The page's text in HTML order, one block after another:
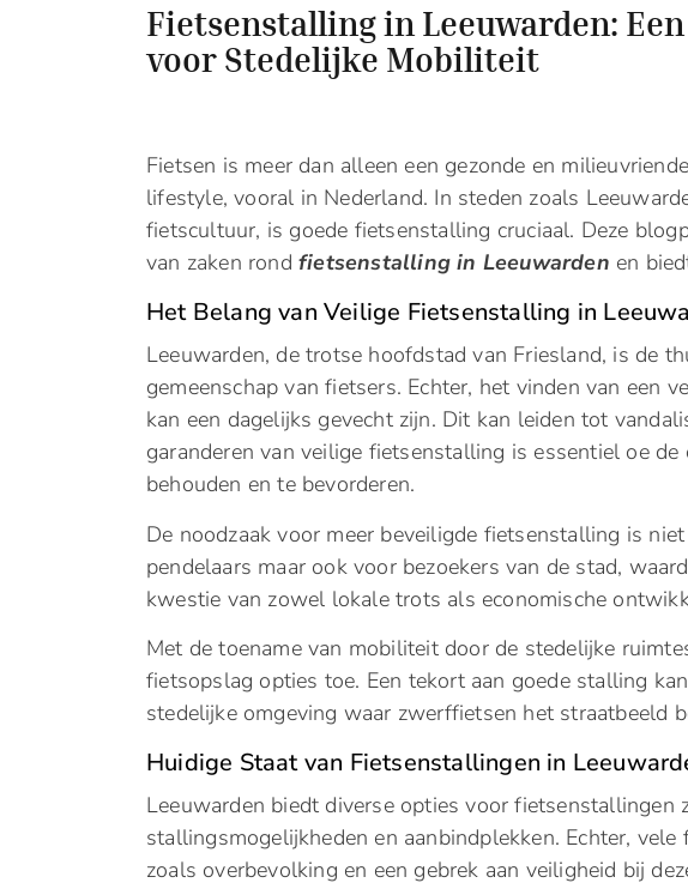
Fietsenstalling in Leeuwarden:
voor Stedelijke Mobiliteit
Fietsen is meer dan alleen een gezonde en
lifestyle, vooral in Nederland. In steden zoals
fietscultuur, is goede fietsenstalling cruciaal. Deze
van zaken rond fietsenstalling in Leeuwarden en
Het Belang van Veilige Fietsenstalling in
Leeuwarden, de trotse hoofdstad van Friesland, is de
gemeenschap van fietsers. Echter, het vinden van een
kan een dagelijks gevecht zijn. Dit kan leiden tot
garanderen van veilige fietsenstalling is essentiel oe
behouden en te bevorderen.
De noodzaak voor meer beveiligde fietsenstalling is
pendelaars maar ook voor bezoekers van de stad,
kwestie van zowel lokale trots als economische
Met de toename van mobiliteit door de stedelijke
fietsopslag opties toe. Een tekort aan goede stalling
stedelijke omgeving waar zwerffietsen het straatbeeld
Huidige Staat van Fietsenstallingen in
Leeuwarden biedt diverse opties voor fietsenstallingen
stallingsmogelijkheden en aanbindplekken. Echter,
zoals overbevolking en een gebrek aan veiligheid bij